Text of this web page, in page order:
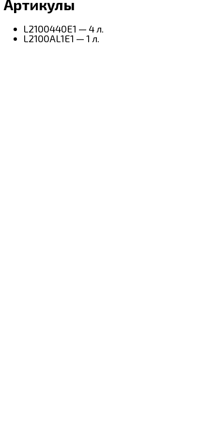
Артикулы
L2100440E1 — 4 л.
L2100AL1E1 — 1 л.